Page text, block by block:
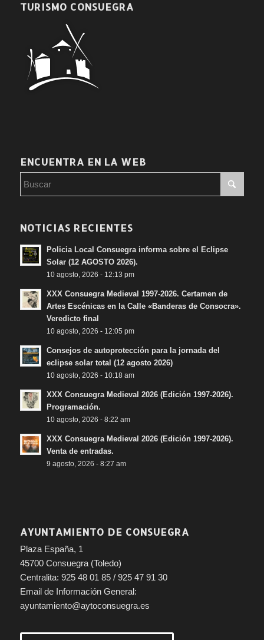
TURISMO CONSUEGRA
ENCUENTRA EN LA WEB
NOTICIAS RECIENTES
Policia Local Consuegra informa sobre el Eclipse
Solar (12 AGOSTO 2026).
10 agosto, 2026 - 12:13 pm
XXX Consuegra Medieval 1997-2026. Certamen de
Artes Escénicas en la Calle «Banderas de Consocra».
Veredicto final
10 agosto, 2026 - 12:05 pm
Consejos de autoprotección para la jornada del
eclipse solar total (12 agosto 2026)
10 agosto, 2026 - 10:18 am
XXX Consuegra Medieval 2026 (Edición 1997-2026).
Programación.
10 agosto, 2026 - 8:22 am
XXX Consuegra Medieval 2026 (Edición 1997-2026).
Venta de entradas.
9 agosto, 2026 - 8:27 am
AYUNTAMIENTO DE CONSUEGRA
Plaza España, 1
45700 Consuegra (Toledo)
Centralita: 925 48 01 85 / 925 47 91 30
Email de Información General:
ayuntamiento@aytoconsuegra.es